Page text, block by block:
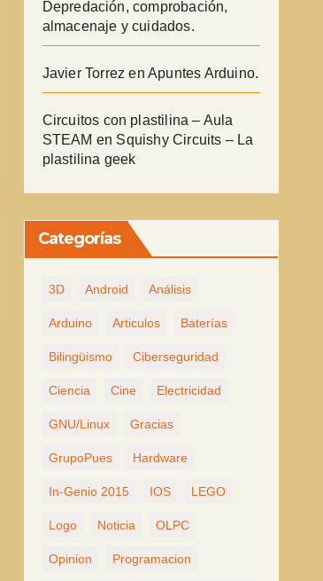
Depredación, comprobación,
almacenaje y cuidados.
Javier Torrez en Apuntes Arduino.
Circuitos con plastilina – Aula
STEAM en Squishy Circuits – La
plastilina geek
Categorías
3D Android Análisis
Arduino Articulos Baterías
Bilingüismo Ciberseguridad
Ciencia Cine Electricidad
GNU/Linux Gracias
GrupoPues Hardware
In-Genio 2015 IOS LEGO
Logo Noticia OLPC
Opinion Programacion